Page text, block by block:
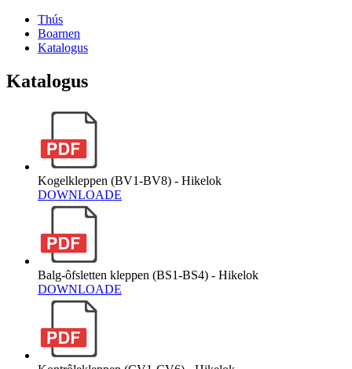
Thús
Boarnen
Katalogus
Katalogus
Kogelkleppen (BV1-BV8) - Hikelok
DOWNLOADE
Balg-ôfsletten kleppen (BS1-BS4) - Hikelok
DOWNLOADE